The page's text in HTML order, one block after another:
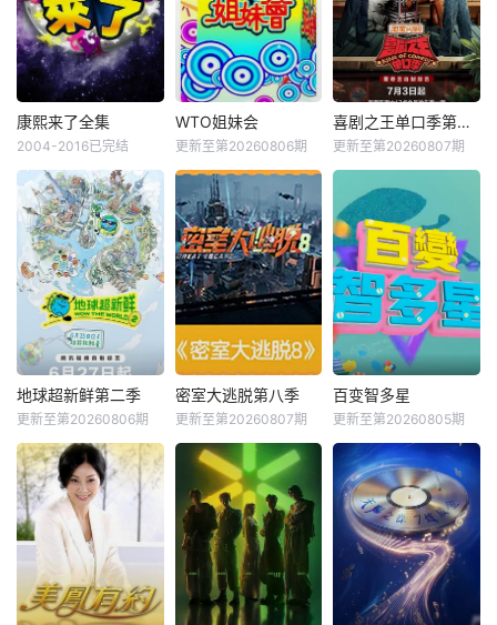
康熙来了全集
2004-2016已完结
WTO姐妹会
更新至第20260806期
喜剧之王单口季第三季
更新至第20260807期
地球超新鲜第二季
更新至第20260806期
密室大逃脱第八季
更新至第20260807期
百变智多星
更新至第20260805期